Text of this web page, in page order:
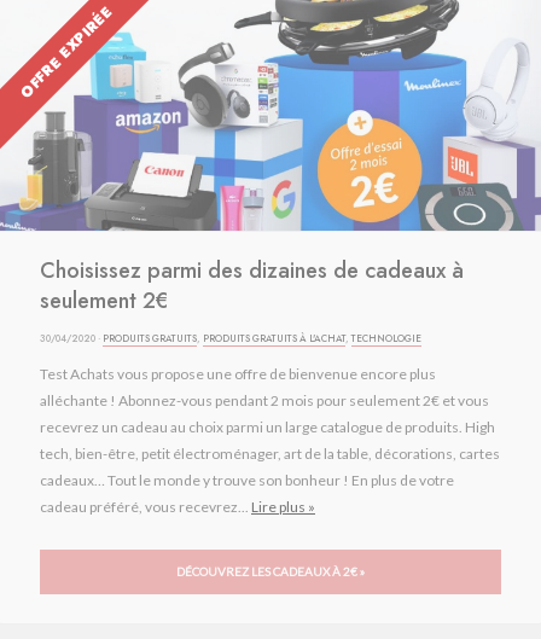
OFFRE EXPIRÉE
Choisissez parmi des dizaines de cadeaux à
seulement 2€
30/04/2020 · PRODUITS GRATUITS, PRODUITS GRATUITS À L'ACHAT,TECHNOLOGIE
Test Achats vous propose une offre de bienvenue encore plus
alléchante ! Abonnez-vous pendant 2 mois pour seulement 2€ et vous
recevrez un cadeau au choix parmi un large catalogue de produits. High
tech, bien-être, petit électroménager, art de la table, décorations, cartes
cadeaux… Tout le monde y trouve son bonheur ! En plus de votre
cadeau préféré, vous recevrez... Lire plus »
DÉCOUVREZ LES CADEAUX À 2€ »